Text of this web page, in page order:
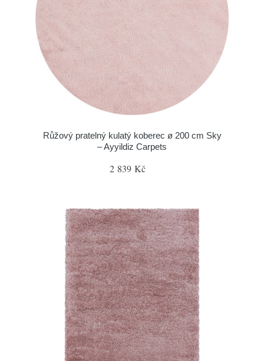
Růžový pratelný kulatý koberec ø 200 cm Sky
– Ayyildiz Carpets
2 839 Kč